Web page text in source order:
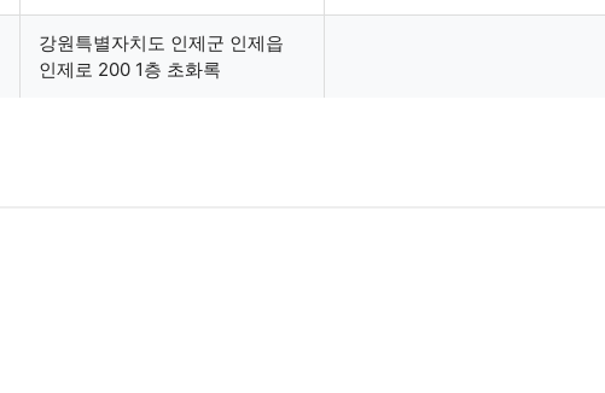
강원특별자치도 인제군 인제읍
인제로 200 1층 초화록